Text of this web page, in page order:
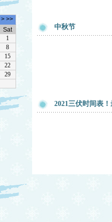
中秋节
2021三伏时间表